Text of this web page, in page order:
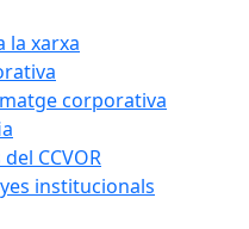
la xarxa
corporativa
CCVOR
institucionals